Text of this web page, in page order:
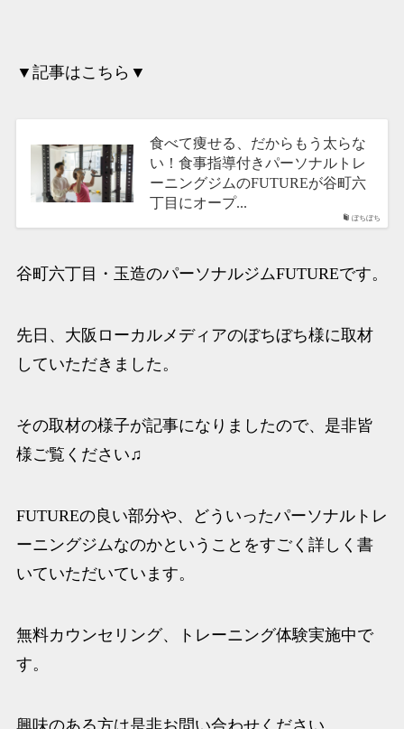
▼記事はこちら▼
ぼちぼち
食べて痩せる、だからもう太らな
い！食事指導付きパーソナルトレ
ーニングジムのFUTUREが谷町六
丁目にオープ...
谷町六丁目・玉造のパーソナルジムFUTUREです。
先日、大阪ローカルメディアのぼちぼち様に取材
していただきました。
その取材の様子が記事になりましたので、是非皆
様ご覧ください♫
FUTUREの良い部分や、どういったパーソナルトレ
ーニングジムなのかということをすごく詳しく書
いていただいています。
無料カウンセリング、トレーニング体験実施中で
す。
興味のある方は是非お問い合わせください